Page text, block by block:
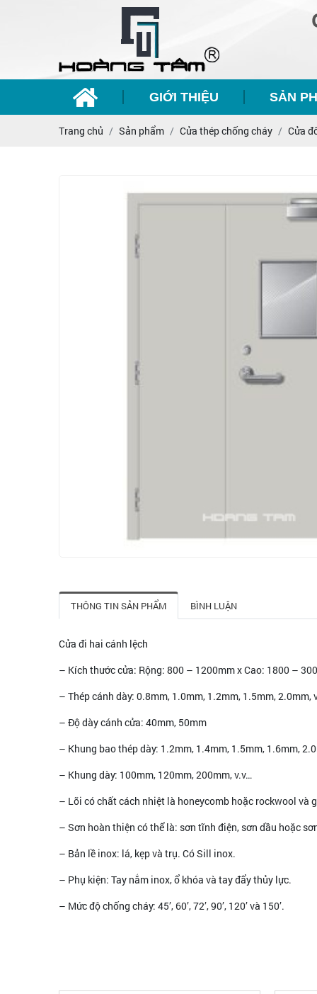
GIỚI THIỆU SẢN
Trang chủ Sản phẩm Cửa thép chống cháy Cửa
THÔNG TIN SẢN PHẨM BÌNH LUẬN
Cửa đi hai cánh lệch
– Kích thước cửa: Rộng: 800 – 1200mm x Cao: 1800 –
– Thép cánh dày: 0.8mm, 1.0mm, 1.2mm, 1.5mm, 2.0mm,
– Độ dày cánh cửa: 40mm, 50mm
– Khung bao thép dày: 1.2mm, 1.4mm, 1.5mm, 1.6mm,
– Khung dày: 100mm, 120mm, 200mm, v.v…
– Lõi có chất cách nhiệt là honeycomb hoặc rockwool và
– Sơn hoàn thiện có thể là: sơn tĩnh điện, sơn dầu hoặc
– Bản lề inox: lá, kẹp và trụ. Có Sill inox.
– Phụ kiện: Tay nắm inox, ổ khóa và tay đẩy thủy lực.
– Mức độ chống cháy: 45’, 60’, 72’, 90’, 120’ và 150’.